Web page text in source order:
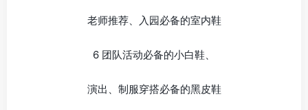
老师推荐、入园必备的室内鞋
6 团队活动必备的小白鞋、
演出、制服穿搭必备的黑皮鞋